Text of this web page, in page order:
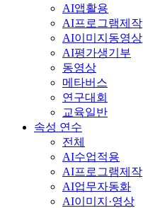
AI앱활용
AI프로그램제작
AI이미지동영상
AI평가생기부
동영상
메타버스
연구대회
교육일반
속성 연수
전체
AI수업적용
AI프로그램제작
AI업무자동화
AI이미지·영상